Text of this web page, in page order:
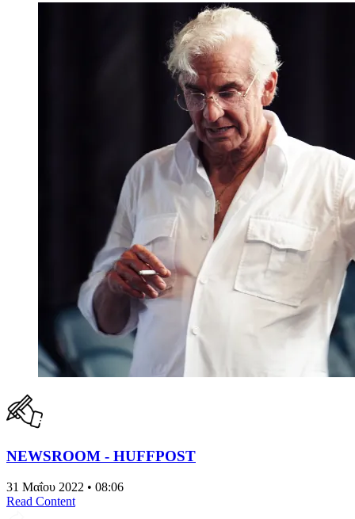
NEWSROOM - HUFFPOST
31 Μαΐου 2022 • 08:06
Read Content